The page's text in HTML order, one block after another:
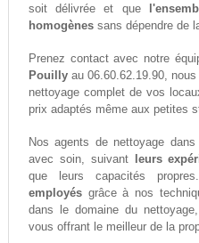
soit délivrée et que
homogènessans dépendre de
Prenez contact avec notre
Pouillyau 06.60.62.19.90,
nettoyage complet de vos
prix adaptés même aux petites
Nos agents de nettoyage
avec soin, suivant
leurs
que leurs capacités
employésgrâce à nos
dans le domaine du
vous offrant le meilleur de la